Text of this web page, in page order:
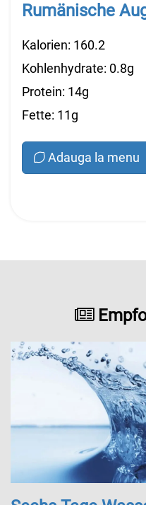
Rumänische
Kalorien: 160.2
Kohlenhydrate: 0.8g
Protein: 14g
Fette: 11g
Adauga la menu